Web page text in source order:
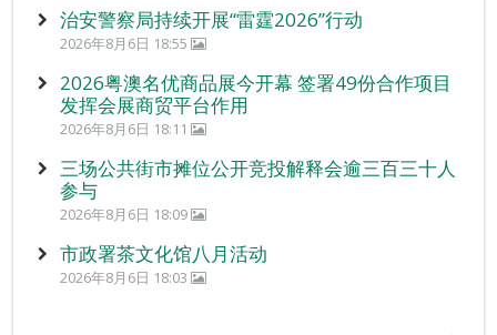
治安警察局持续开展“雷霆2026”行动
2026年8月6日 18:55
2026粤澳名优商品展今开幕 签署49份合作项目
发挥会展商贸平台作用
2026年8月6日 18:11
三场公共街市摊位公开竞投解释会逾三百三十人
参与
2026年8月6日 18:09
市政署茶文化馆八月活动
2026年8月6日 18:03